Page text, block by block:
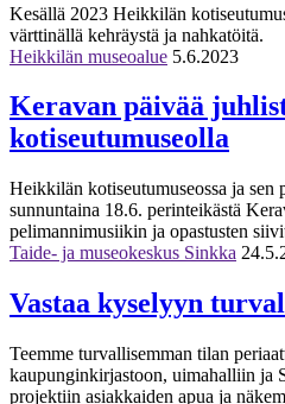
Kesällä 2023 Heikkilän
värttinällä kehräystä ja nahkatöitä.
Heikkilän museoalue 5.6.2023
Keravan päivää
kotiseutumuseolla
Heikkilän kotiseutumuseossa ja sen
sunnuntaina 18.6. perinteikästä
pelimannimusiikin ja opastusten
Taide- ja museokeskus Sinkka
Vastaa kyselyyn
Teemme turvallisemman tilan
kaupunginkirjastoon, uimahalliin ja
projektiin asiakkaiden apua ja